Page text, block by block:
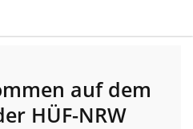
auf dem
HÜF-NRW